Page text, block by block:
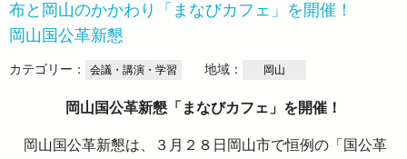
布と岡山のかかわり「まなびカフェ」を開催！
岡山国公革新懇
カテゴリー： 会議・講演・学習 地域： 岡山
岡山国公革新懇「まなびカフェ」を開催！
岡山国公革新懇は、３月２８日岡山市で恒例の「国公革